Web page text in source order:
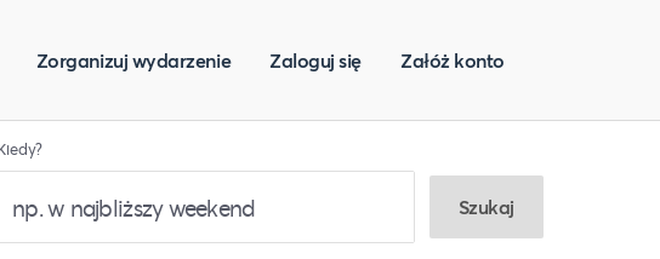
Zorganizuj wydarzenie Zaloguj się Załóż konto
Szukaj